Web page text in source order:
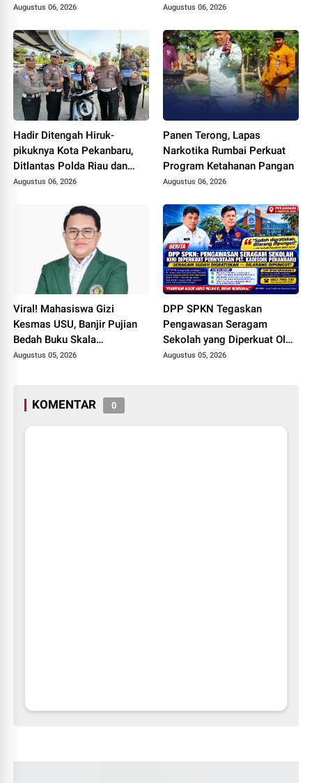
Augustus 06, 2026
Gratis untuk Warga Binaan
Augustus 06, 2026
Hadir Ditengah Hiruk-
pikuknya Kota Pekanbaru,
Ditlantas Polda Riau dan
Polantas KARIB Kobarkan
Nasionalisme dan Green
Policing Jelang HUT RI Ke-
Augustus 06, 2026
Panen Terong, Lapas
Narkotika Rumbai Perkuat
Program Ketahanan Pangan
Augustus 06, 2026
Viral! Mahasiswa Gizi
Kesmas USU, Banjir Pujian
Bedah Buku Skala
International dari 70 Ribu
Augustus 05, 2026
DPP SPKN Tegaskan
Pengawasan Seragam
Sekolah yang Diperkuat Oleh
Peryataan Plt. KADISDIK
Augustus 05, 2026
KOMENTAR 0